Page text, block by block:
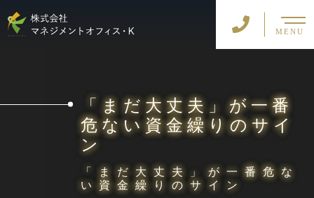
MENU
「まだ大丈夫」が一番
危ない資金繰りのサイ
ン
「まだ大丈夫」が一番危な
い資金繰りのサイン